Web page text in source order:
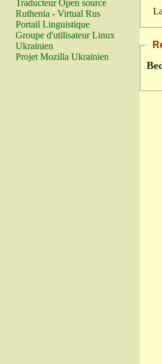
Traducteur Open source
Ruthenia - Virtual Rus
Portail Linguistique
Groupe d'utilisateur Linux
Ukrainien
Projet Mozilla Ukrainien